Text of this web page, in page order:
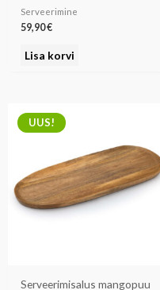
Serveerimine
59,90€
Lisa korvi
UUS!
Serveerimisalus mangopuu